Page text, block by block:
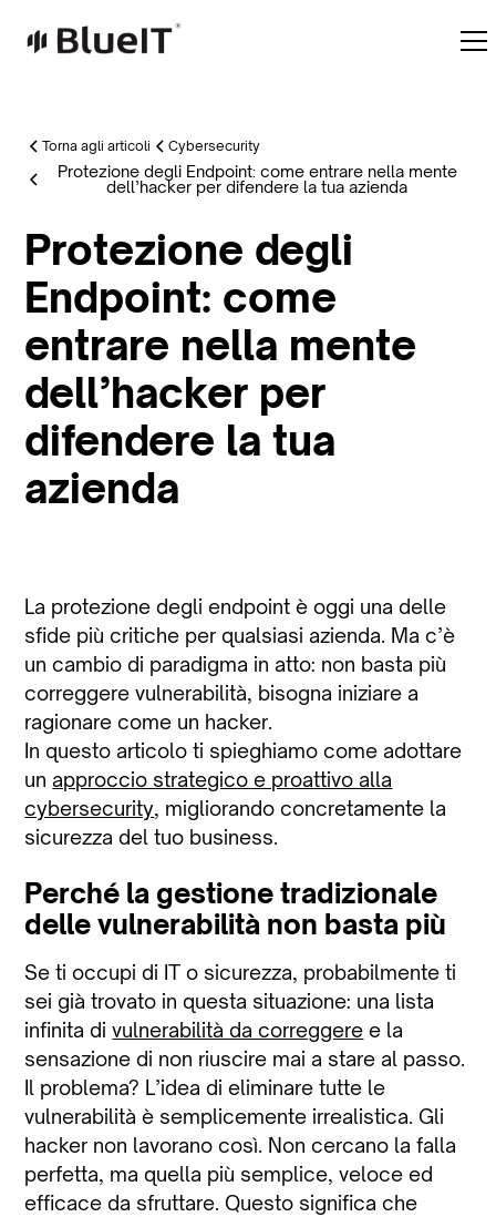
Torna agli articoli Cybersecurity
Protezione degli Endpoint: come entrare nella mente
dell’hacker per difendere la tua azienda
Protezione degli
Endpoint: come
entrare nella mente
dell’hacker per
difendere la tua
azienda
La protezione degli endpoint è oggi una delle
sfide più critiche per qualsiasi azienda. Ma c’è
un cambio di paradigma in atto: non basta più
correggere vulnerabilità, bisogna iniziare a
ragionare come un hacker.
In questo articolo ti spieghiamo come adottare
unapproccio strategico e proattivo alla
cybersecurity, migliorando concretamente la
sicurezza del tuo business.
Perché la gestione tradizionale
delle vulnerabilità non basta più
Se ti occupi di IT o sicurezza, probabilmente ti
sei già trovato in questa situazione: una lista
infinita divulnerabilità da correggere e la
sensazione di non riuscire mai a stare al passo.
Il problema? L’idea di eliminare tutte le
vulnerabilità è semplicemente irrealistica. Gli
hacker non lavorano così. Non cercano la falla
perfetta, ma quella più semplice, veloce ed
efficace da sfruttare. Questo significa che